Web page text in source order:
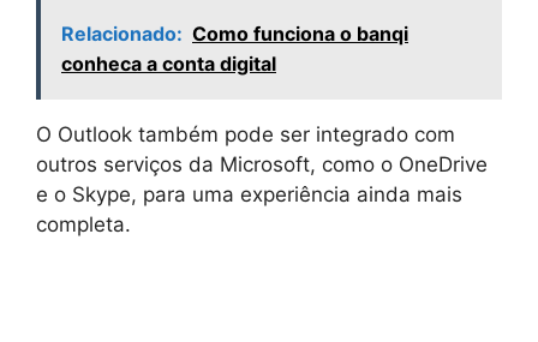
Relacionado: Como funciona o banqi
conheca a conta digital
O Outlook também pode ser integrado com
outros serviços da Microsoft, como o OneDrive
e o Skype, para uma experiência ainda mais
completa.